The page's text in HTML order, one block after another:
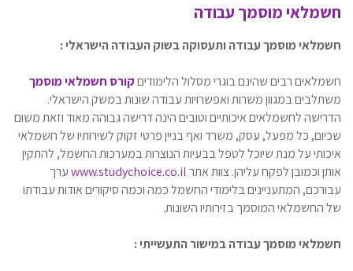
חשמלאי מוסמך עבודה
חשמלאי מוסמך עבודה ותעסוקה בשוק העבודה הישראלי :
חשמלאים רבים שהינם בוגרי מסלול הלימודיםקורס חשמלאי מוסמך
משתלבים במגוון משרות ואפשרויות עבודה שונות במשק הישראלי.
הדרישה לחשמלאים איכותיים וטובים הינה דרישה גבוהה מאוד וזאת משום
שכיום, כל מפעל, עסק, משרד ואף בניין פרטי זקוק לשירותיו של חשמלאי
איכותי על מנת שיוכל לטפל בבעיות הנוצרות במערכות החשמל, להתקין
אותן וכמובן לפקח עליהן. צוות אתרwww.studychoice.co.ilערך
עבורכם, המתעניינים בלימודי החשמל כמה וכמה סיקורים אודות עבודתו
של החשמלאי המוסמך בזירותיו השונות.
חשמלאי מוסמך עבודה במישור התעשייתי :